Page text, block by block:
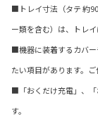
■トレイ寸法（タテ 約
ー類を含む）は、トレ
■機器に装着するカバー
たい項目があります。
■「おくだけ充電」、
す。